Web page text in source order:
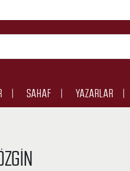
SAHAF YAZARLAR